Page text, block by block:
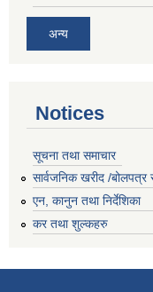
अन्य
Notices
सूचना तथा समाचार
सार्वजनिक खरीद /बोलपत्र
एन, कानुन तथा निर्देशिका
कर तथा शुल्कहरु